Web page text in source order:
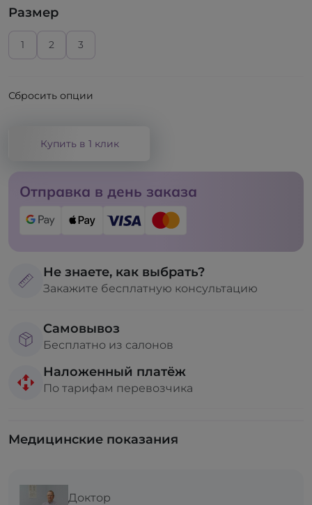
Размер
1 2 3
Сбросить опции
Купить в 1 клик
Отправка в день заказа
Не знаете, как выбрать?
Закажите бесплатную консультацию
Самовывоз
Бесплатно из салонов
Наложенный платёж
По тарифам перевозчика
Медицинские показания
Доктор